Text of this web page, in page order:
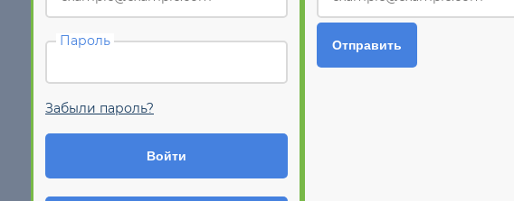
Пароль
Забыли пароль?
Войти
Отправить